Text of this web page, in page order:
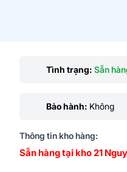
Tình trạng: Sẵn
Bảo hành:Không
Thông tin kho hàng:
Sẵn hàng tại kho 21